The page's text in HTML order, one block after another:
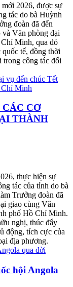
2026, được sự
tác do bà Huỳnh
đoàn đã đến
và Văn phòng đại
Minh, qua đó
tế, đồng thời
công tác đối
CƠ
THÀNH
thực hiện sự
tác của tỉnh do bà
Trưởng đoàn đã
giao cùng Văn
phố Hồ Chí Minh.
nghị, thúc đẩy
động, tích cực của
địa phương.
hội Angola